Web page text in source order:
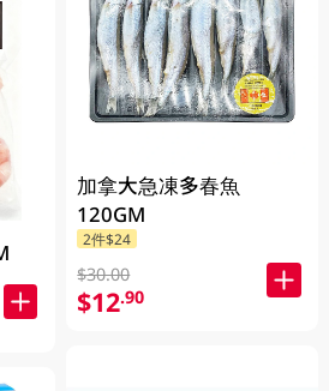
加拿大急凍多春魚
120GM
2件$24
$30.00
$12.90